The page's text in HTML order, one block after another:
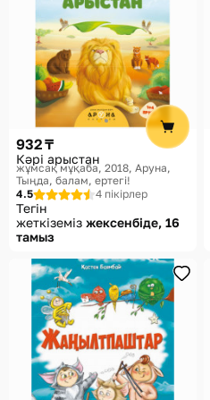
932 ₸
Кәрі арыстан
жұмсақ мұқаба, 2018 Аруна,
Тыңда, балам, ертегі!
4.5
4 пікірлер
Тегін
жеткіземіз жексенбіде, 16
тамыз